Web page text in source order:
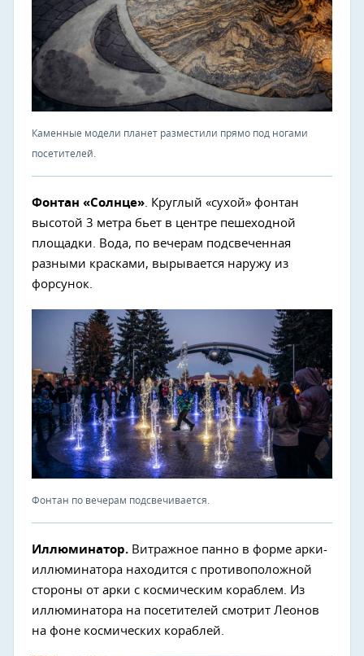
Каменные модели планет разместили прямо под ногами
посетителей.
Фонтан «Солнце» . Круглый «сухой» фонтан
высотой 3 метра бьет в центре пешеходной
площадки. Вода, по вечерам подсвеченная
разными красками, вырывается наружу из
форсунок.
Фонтан по вечерам подсвечивается.
Иллюминатор. Витражное панно в форме арки-
иллюминатора находится с противоположной
стороны от арки с космическим кораблем. Из
иллюминатора на посетителей смотрит Леонов
на фоне космических кораблей.